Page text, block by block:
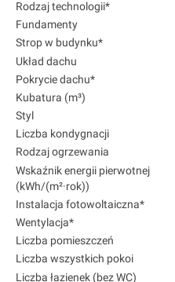
Rodzaj technologii*
Fundamenty
Strop w budynku*
Układ dachu
Pokrycie dachu*
Kubatura (m³)
Styl
Liczba kondygnacji
Rodzaj ogrzewania
Wskaźnik energii pierwotnej
(kWh/(m²·rok))
Instalacja fotowoltaiczna*
Wentylacja*
Liczba pomieszczeń
Liczba wszystkich pokoi
Liczba łazienek (bez WC)